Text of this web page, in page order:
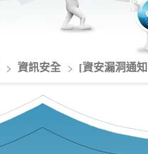
資訊安全 [資安漏洞通